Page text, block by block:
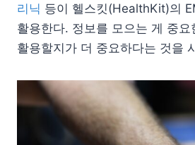
리닉 등이 헬스킷(HealthKit)의
활용한다. 정보를 모으는 게 중요
활용할지가 더 중요하다는 것을